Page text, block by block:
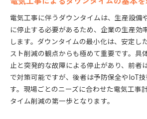
ダウンタイム最小化へ現場が選ぶ管
現場で支持される電気工事ダウ
生産効率を維持するための電気
トラブル対応力を高める電気工
ダウンタイム管理を強化する電
現場目線で選ぶ電気工事の管理
生産効率向上を実現する電気工事管理
電気工事に伴うダウンタイムは、生産設備
に停止する必要があるため、企業の生産効
します。ダウンタイムの最小化は、安定し
スト削減の観点からも極めて重要です。具
止と突発的な故障による停止があり、前者
で対策可能ですが、後者は予防保全やIoT
す。現場ごとのニーズに合わせた電気工事
タイム削減の第一歩となります。